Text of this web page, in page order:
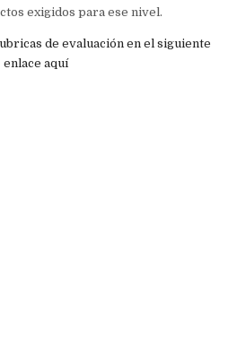
exigidos para ese nivel.
de evaluación en el siguiente
enlace aquí